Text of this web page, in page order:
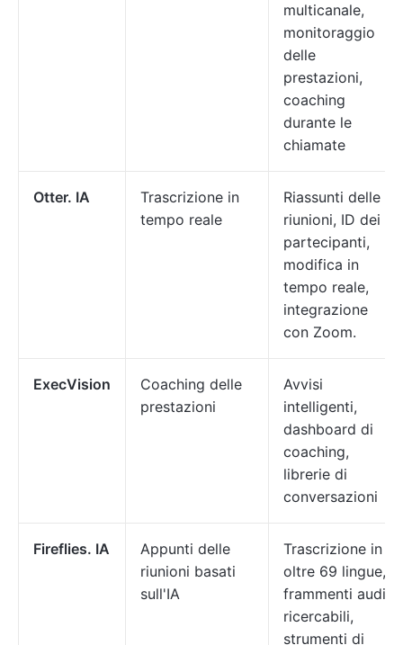
multicanale,
monitoraggio
delle
prestazioni,
coaching
durante le
chiamate
Otter. IA
Trascrizione in
tempo reale
Riassunti delle
riunioni, ID dei
partecipanti,
modifica in
tempo reale,
integrazione
con Zoom.
ExecVision
Coaching delle
prestazioni
Avvisi
intelligenti,
dashboard di
coaching,
librerie di
conversazioni
Fireflies. IA
Appunti delle
riunioni basati
sull'IA
Trascrizione in
oltre 69 lingue,
frammenti audio
ricercabili,
strumenti di